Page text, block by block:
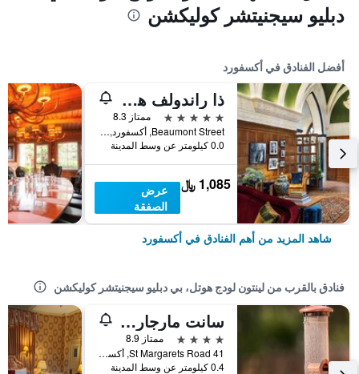
دبليو سيجنيتشر كوليكشن
أفضل الفنادق في أكسفورد
ذا راندولف هوتل أوكسفورد، إيه جرادويت باي هيلتون
5 نجوم
ممتاز 8.3
Beaumont Street, أكسفورد, المملكة المتحدة
0.0 كيلومتر عن وسط المدينة
1,085 ﷼
عرض
الصفقة
شاهد المزيد من أهم الفنادق في أكسفورد
فنادق بالقرب من لينتون لودج هوتل، بي دبليو سيجنيتشر كوليكشن
سانت مارجاريتس هوتل
4 نجوم
ممتاز 8.9
41 St Margarets Road, أكسفورد, المملكة المتحدة
0.4 كيلومتر عن وسط المدينة